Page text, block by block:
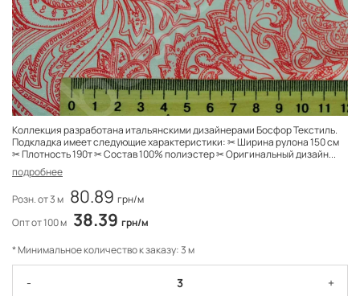
Коллекция разработана итальянскими дизайнерами Босфор Текстиль.
Подкладка имеет следующие характеристики: ✂ Ширина рулона 150 см
✂ Плотность 190т ✂ Состав 100% полиэстер ✂ Оригинальный дизайн...
подробнее
Розн. от 3 м 80.89 грн/м
Опт от 100 м 38.39 грн/м
* Минимальное количество к заказу: 3 м
- +